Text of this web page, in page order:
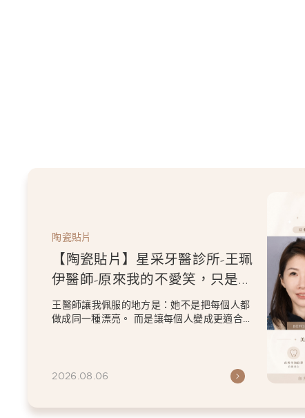
陶瓷貼片
【陶瓷貼片】星采牙醫診所-王珮
伊醫師-原來我的不愛笑，只是不
喜歡自己原本的牙齒
王醫師讓我佩服的地方是：她不是把每個人都
做成同一種漂亮。 而是讓每個人變成更適合自
2026.08.06